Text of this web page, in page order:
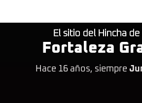
El sitio del Hincha
Fortaleza
Hace 16 años, siempre